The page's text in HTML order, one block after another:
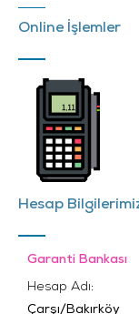
Online İşlemler
Hesap
Garanti Bankası
Hesap Adı:
Çarşı/Bakırköy